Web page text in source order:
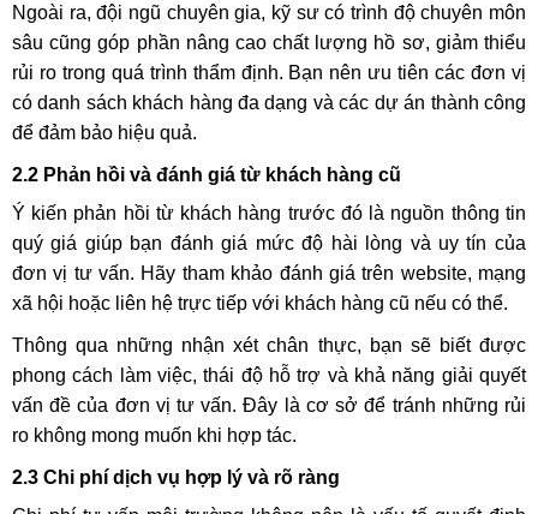
Ngoài ra, đội ngũ chuyên gia, kỹ sư có trình độ chuyên môn
sâu cũng góp phần nâng cao chất lượng hồ sơ, giảm thiểu
rủi ro trong quá trình thẩm định. Bạn nên ưu tiên các đơn vị
có danh sách khách hàng đa dạng và các dự án thành công
để đảm bảo hiệu quả.
2.2 Phản hồi và đánh giá từ khách hàng cũ
Ý kiến phản hồi từ khách hàng trước đó là nguồn thông tin
quý giá giúp bạn đánh giá mức độ hài lòng và uy tín của
đơn vị tư vấn. Hãy tham khảo đánh giá trên website, mạng
xã hội hoặc liên hệ trực tiếp với khách hàng cũ nếu có thể.
Thông qua những nhận xét chân thực, bạn sẽ biết được
phong cách làm việc, thái độ hỗ trợ và khả năng giải quyết
vấn đề của đơn vị tư vấn. Đây là cơ sở để tránh những rủi
ro không mong muốn khi hợp tác.
2.3 Chi phí dịch vụ hợp lý và rõ ràng